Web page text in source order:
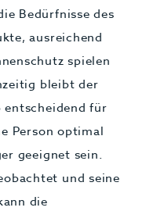
Bedürfnisse des
ausreichend
spielen
bleibt der
für
Person optimal
geeignet sein.
und seine
die